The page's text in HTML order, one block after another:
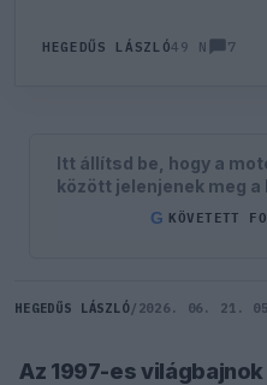
HEGEDŰS LÁSZLÓ49 N 7
Itt állítsd be, hogy a
között jelenjenek meg a
G KÖVETETT
HEGEDŰS LÁSZLÓ/ 2026. 06. 21.
Az 1997-es világbajnok